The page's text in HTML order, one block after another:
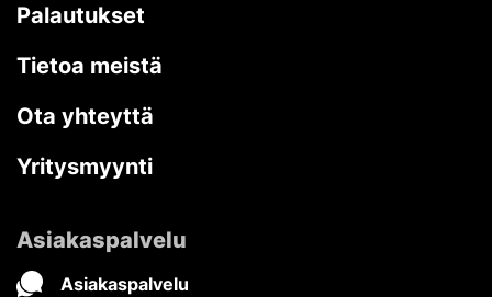
Palautukset
Tietoa meistä
Ota yhteyttä
Yritysmyynti
Asiakaspalvelu
Asiakaspalvelu